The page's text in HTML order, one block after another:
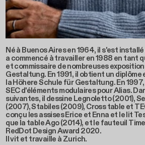
Né à Buenos Aires en 1964, il s'est
a commencé à travailler en 1988 en tant
et commissaire de nombreuses
Gestaltung. En 1991, il obtient un
la Höhere Schule für Gestaltung. En
SEC d'éléments modulaires pour Alias.
suivantes, il dessine Legnoletto (2001),
(2007), Stabiles (2009), Cross table et
conçu les assises Erice et Enna et le lit
que la table Ago (2014), et le fauteuil
RedDot Design Award 2020.
Il vit et travaille à Zurich.